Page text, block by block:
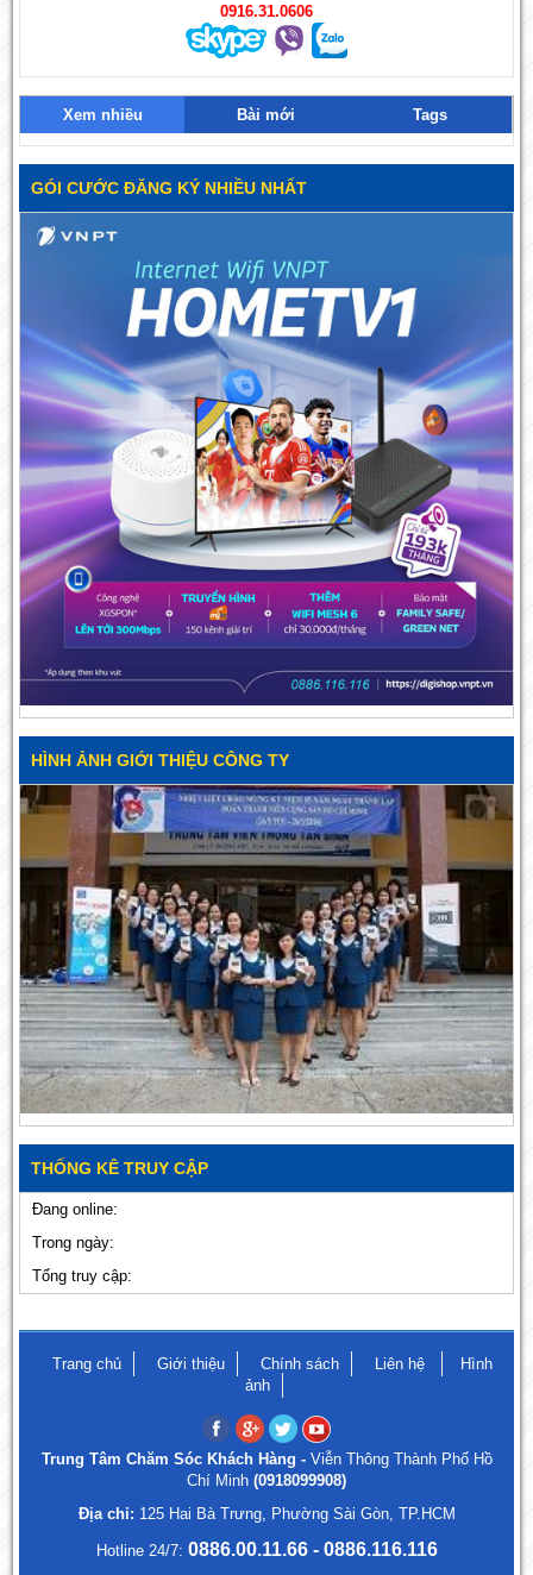
0916.31.0606
Xem nhiều Bài mới Tags
GÓI CƯỚC ĐĂNG KÝ NHIỀU NHẤT
HÌNH ẢNH GIỚI THIỆU CÔNG TY
THỐNG KÊ TRUY CẬP
Đang online:
Trong ngày:
Tổng truy cập:
Trang chủ Giới thiệu Chính sách Liên hệ
Hình
ảnh
Trung Tâm Chăm Sóc Khách Hàng - Viễn Thông Thành Phố Hồ
Chí Minh (0918099908)
Địa chỉ: 125 Hai Bà Trưng, Phường Sài Gòn, TP.HCM
Hotline 24/7: 0886.00.11.66 - 0886.116.116